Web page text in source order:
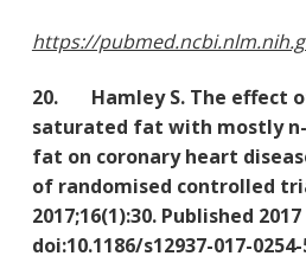
https://
20. Hamley S. The effect
saturated fat with mostly
fat on coronary heart
of randomised controlled
2017;16(1):30. Published
doi:10.1186/s12937-017-